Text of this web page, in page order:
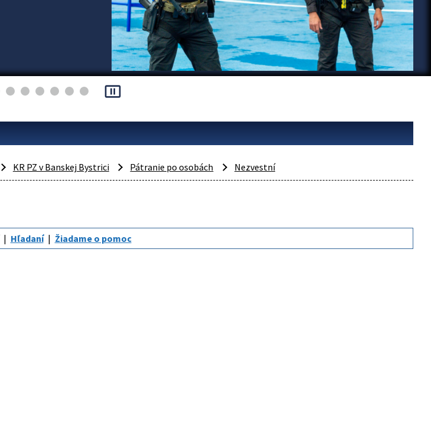
pause_presentation
KR PZ v Banskej Bystrici Pátranie po osobách Nezvestní
Hľadaní Žiadame o pomoc